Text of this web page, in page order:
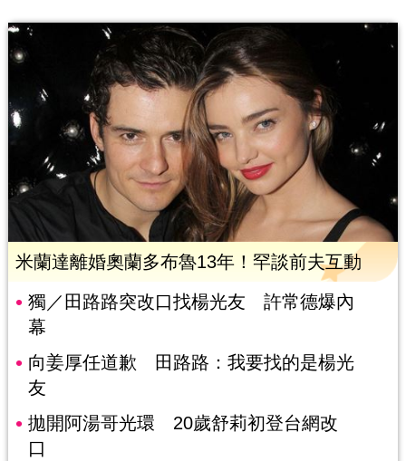
米蘭達離婚奧蘭多布魯13年！罕談前夫互動
獨／田路路突改口找楊光友 許常德爆內
幕
向姜厚任道歉 田路路：我要找的是楊光
友
拋開阿湯哥光環 20歲舒莉初登台網改
口